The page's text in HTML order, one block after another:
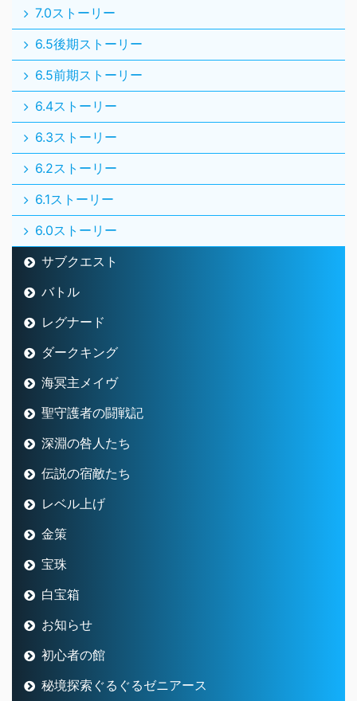
7.0ストーリー
6.5後期ストーリー
6.5前期ストーリー
6.4ストーリー
6.3ストーリー
6.2ストーリー
6.1ストーリー
6.0ストーリー
サブクエスト
バトル
レグナード
ダークキング
海冥主メイヴ
聖守護者の闘戦記
深淵の咎人たち
伝説の宿敵たち
レベル上げ
金策
宝珠
白宝箱
お知らせ
初心者の館
秘境探索ぐるぐるゼニアース